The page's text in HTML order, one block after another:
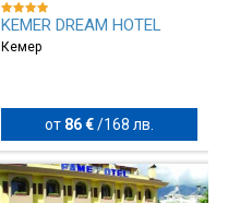
KEMER DREAM HOTEL
Кемер
от 86 €/ 168 лв.